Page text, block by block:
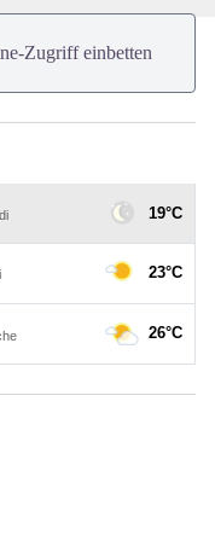
Zugriff einbetten